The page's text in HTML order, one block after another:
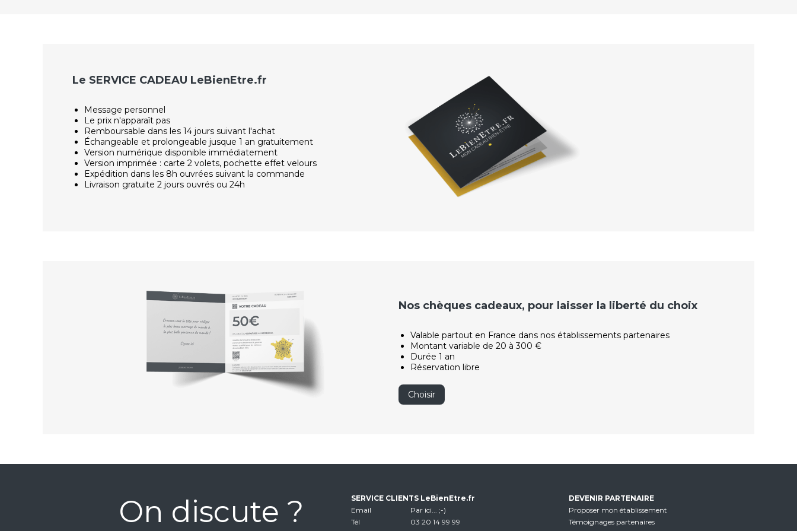
Le SERVICE CADEAU LeBienEtre.fr
Message personnel
Le prix n'apparaît pas
Remboursable dans les 14 jours suivant l'achat
Échangeable et prolongeable jusque 1 an gratuitement
Version numérique disponible immédiatement
Version imprimée : carte 2 volets, pochette effet velours
Expédition dans les 8h ouvrées suivant la commande
Livraison gratuite 2 jours ouvrés ou 24h
Nos chèques cadeaux, pour laisser la liberté du choix
Valable partout en France dans nos établissements partenaires
Montant variable de 20 à 300 €
Durée 1 an
Réservation libre
Choisir
On discute ?
SERVICE CLIENTS LeBienEtre.fr
Email
Par ici... ;-)
Tél
03 20 14 99 99
DEVENIR PARTENAIRE
Proposer mon établissement
Témoignages partenaires